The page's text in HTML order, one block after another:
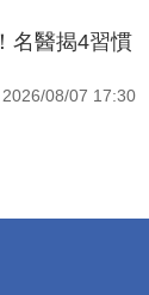
名醫揭4習慣
2026/08/07 17:30